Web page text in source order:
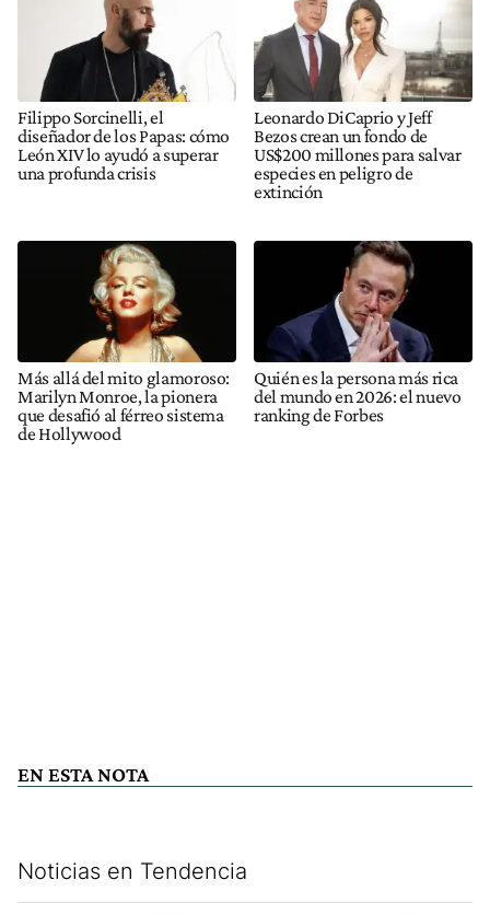
Filippo Sorcinelli, el
diseñador de los Papas: cómo
León XIV lo ayudó a superar
una profunda crisis
Leonardo DiCaprio y Jeff
Bezos crean un fondo de
US$200 millones para salvar
especies en peligro de
extinción
Más allá del mito glamoroso:
Marilyn Monroe, la pionera
que desafió al férreo sistema
de Hollywood
Quién es la persona más rica
del mundo en 2026: el nuevo
ranking de Forbes
EN ESTA NOTA
Noticias en Tendencia